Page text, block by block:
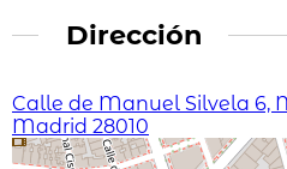
Dirección
Calle de Manuel Silvela 6,
Madrid 28010